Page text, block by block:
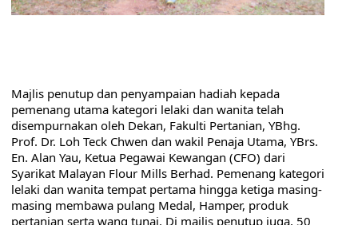
Majlis penutup dan penyampaian hadiah kepada
pemenang utama kategori lelaki dan wanita telah
disempurnakan oleh Dekan, Fakulti Pertanian, YBhg.
Prof. Dr. Loh Teck Chwen dan wakil Penaja Utama, YBrs.
En. Alan Yau, Ketua Pegawai Kewangan (CFO) dari
Syarikat Malayan Flour Mills Berhad. Pemenang kategori
lelaki dan wanita tempat pertama hingga ketiga masing-
masing membawa pulang Medal, Hamper, produk
pertanian serta wang tunai. Di majlis penutup juga, 50